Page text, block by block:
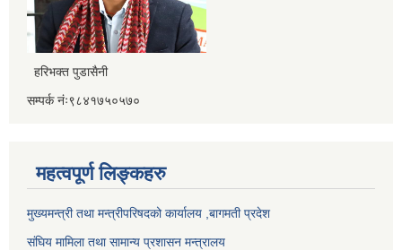
हरिभक्त पुडासैनी
सम्पर्क नंः९८४१७५०५७०
महत्वपूर्ण लिङ्कहरु
मुख्यमन्त्री तथा मन्त्रीपरिषदको कार्यालय ,बागमती प्रदेश
संघिय मामिला तथा सामान्य प्रशासन मन्त्रालय